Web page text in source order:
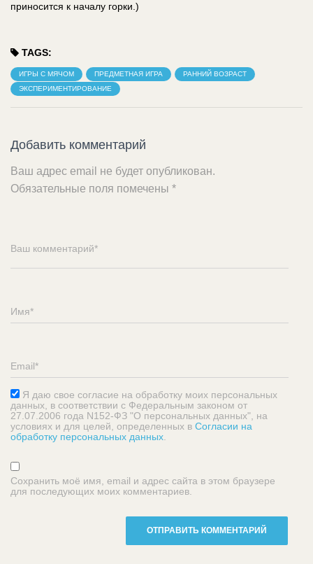
приносится к началу горки.)
TAGS:
ИГРЫ С МЯЧОМ ПРЕДМЕТНАЯ ИГРА
РАННИЙ ВОЗРАСТ
ЭКСПЕРИМЕНТИРОВАНИЕ
Добавить комментарий
Ваш адрес email не будет опубликован.
Обязательные поля помечены *
Я даю свое согласие на обработку моих персональных
данных, в соответствии с Федеральным законом от
27.07.2006 года N152-ФЗ "О персональных данных", на
условиях и для целей, определенных в Согласии на
обработку персональных данных
Сохранить моё имя, email и адрес сайта в этом браузере
для последующих моих комментариев.